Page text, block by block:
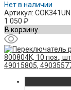
Нет в наличии
Артикул: COK341UN
1 050 ₽
В корзину